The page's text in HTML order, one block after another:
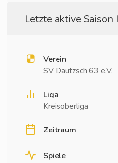
Letzte aktive Saison I
Verein
SV Dautzsch 63 e.V.
Liga
Kreisoberliga
Zeitraum
Spiele